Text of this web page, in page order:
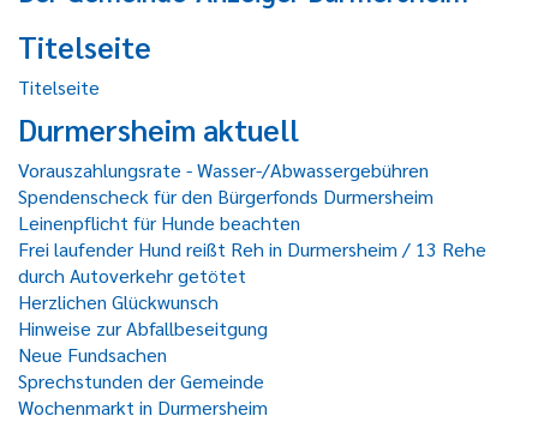
Titelseite
Titelseite
Durmersheim aktuell
Vorauszahlungsrate - Wasser-/Abwassergebühren
Spendenscheck für den Bürgerfonds Durmersheim
Leinenpflicht für Hunde beachten
Frei laufender Hund reißt Reh in Durmersheim / 13 Rehe
durch Autoverkehr getötet
Herzlichen Glückwunsch
Hinweise zur Abfallbeseitgung
Neue Fundsachen
Sprechstunden der Gemeinde
Wochenmarkt in Durmersheim